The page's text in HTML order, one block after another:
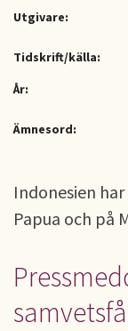
Utgivare:
Tidskrift/källa:
År:
Ämnesord:
Indonesien
Papua och på